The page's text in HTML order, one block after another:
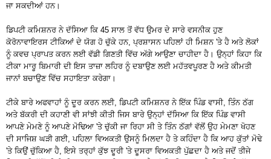
ਜਾ ਸਕਦੀਆਂ ਹਨ।
ਡਿਪਟੀ ਕਮਿਸ਼ਨਰ ਨੇ ਦੱਸਿਆ ਕਿ 45 ਸਾਲ ਤੋਂ ਵੱਧ ਉਮਰ ਦੇ ਸਾਰੇ ਵਸਨੀਕ ਹੁਣ
ਕੋਰੋਨਾਵਾਇਰਸ ਟੀਕਿਆਂ ਦੇ ਯੋਗ ਹੋ ਚੁੱਕੇ ਹਨ, ਪ੍ਰਸ਼ਾਸਨ ਪਹਿਲਾਂ ਹੀ ਮਿਸ਼ਨ 'ਤੇ ਹੈ ਅਤੇ ਲੋਕਾਂ
ਨੂੰ ਕਵਚ ਪ੍ਰਾਪਤ ਕਰਨ ਲਈ ਵੱਡੀ ਗਿਣਤੀ ਵਿੱਚ ਅੱਗੇ ਆਉਣਾ ਚਾਹੀਦਾ ਹੈ। ਉਨ੍ਹਾਂ ਕਿਹਾ ਕਿ
ਟੀਕਾ ਮਾਰੂ ਬਿਮਾਰੀ ਦੀ ਇਸ ਤਾਜ਼ਾ ਲਹਿਰ ਨੂੰ ਦਬਾਉਣ ਲਈ ਮਹੱਤਵਪੂਰਣ ਹੈ ਅਤੇ ਕੀਮਤੀ
ਜਾਨਾਂ ਬਚਾਉਣ ਵਿੱਚ ਸਹਾਇਤਾ ਕਰੇਗਾ।
ਟੀਕੇ ਬਾਰੇ ਅਫਵਾਹਾਂ ਨੂੰ ਦੂਰ ਕਰਨ ਲਈ, ਡਿਪਟੀ ਕਮਿਸ਼ਨਰ ਨੇ ਇੱਕ ਪਿੰਡ ਵਾਸੀ, ਤਿੰਨ ਠੱਗ
ਅਤੇ ਬੱਕਰੀ ਦੀ ਕਹਾਣੀ ਵੀ ਸਾਂਝੀ ਕੀਤੀ ਜਿਸ ਬਾਰੇ ਉਨ੍ਹਾਂ ਦੱਸਿਆ ਕਿ ਇੱਕ ਪਿੰਡ ਵਾਸੀ
ਆਪਣੇ ਮੇਮਣੇ ਨੂੰ ਆਪਣੇ ਮੋਢਿਆ 'ਤੇ ਚੁੱਕੀ ਜਾ ਰਿਹਾ ਸੀ ਤੇ ਤਿੰਨ ਠੱਗਾਂ ਵੱਲੋਂ ਉਹ ਮੇਮਣਾ ਖੋਹਣ
ਦੀ ਸਾਜਿਸ਼ ਘੜੀ ਗਈ, ਪਹਿਲਾ ਵਿਅਕਤੀ ਉਸਨੂੰ ਮਿਲਦਾ ਹੈ ਤੇ ਕਹਿੰਦਾ ਹੈ ਕਿ ਆਹ ਕੁੱਤਾਂ ਮੋਢੇ
'ਤੇ ਕਿਉਂ ਚੁੱਕਿਆ ਹੈ, ਇਸੇ ਤਰ੍ਹਾਂ ਕੁੱਝ ਦੂਰੀ 'ਤੇ ਦੂਸਰਾ ਵਿਅਕਤੀ ਪੁੱਛਦਾ ਹੈ ਅਤੇ ਜਦੋਂ ਤੀਜੇ